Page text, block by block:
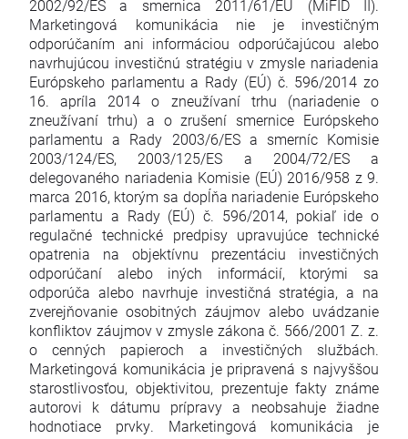
2002/92/ES a smernica 2011/61/EÚ (MiFID II).
Marketingová komunikácia nie je investičným
odporúčaním ani informáciou odporúčajúcou alebo
navrhujúcou investičnú stratégiu v zmysle nariadenia
Európskeho parlamentu a Rady (EÚ) č. 596/2014 zo
16. apríla 2014 o zneužívaní trhu (nariadenie o
zneužívaní trhu) a o zrušení smernice Európskeho
parlamentu a Rady 2003/6/ES a smerníc Komisie
2003/124/ES, 2003/125/ES a 2004/72/ES a
delegovaného nariadenia Komisie (EÚ) 2016/958 z 9.
marca 2016, ktorým sa dopĺňa nariadenie Európskeho
parlamentu a Rady (EÚ) č. 596/2014, pokiaľ ide o
regulačné technické predpisy upravujúce technické
opatrenia na objektívnu prezentáciu investičných
odporúčaní alebo iných informácií, ktorými sa
odporúča alebo navrhuje investičná stratégia, a na
zverejňovanie osobitných záujmov alebo uvádzanie
konfliktov záujmov v zmysle zákona č. 566/2001 Z. z.
o cenných papieroch a investičných službách.
Marketingová komunikácia je pripravená s najvyššou
starostlivosťou, objektivitou, prezentuje fakty známe
autorovi k dátumu prípravy a neobsahuje žiadne
hodnotiace prvky. Marketingová komunikácia je